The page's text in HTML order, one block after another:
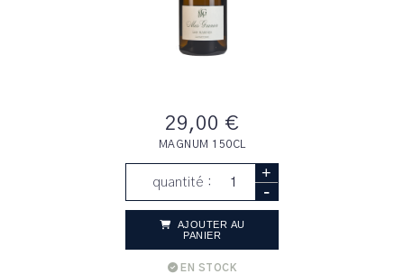
29,00 €
MAGNUM 150CL
quantité : +
-
AJOUTER AU
PANIER
EN STOCK